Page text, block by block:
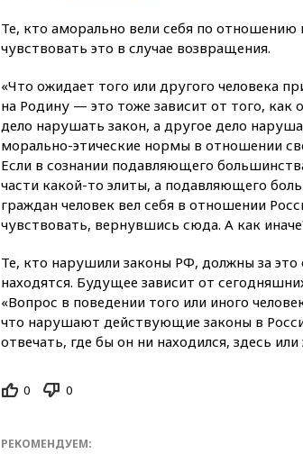
Те, кто аморально вели себя по отношению
чувствовать это в случае возвращения.
«Что ожидает того или другого человека
на Родину — это тоже зависит от того, как
дело нарушать закон, а другое дело
морально-этические нормы в отношении
Если в сознании подавляющего
части какой-то элиты, а подавляющего
граждан человек вел себя в отношении
чувствовать, вернувшись сюда. А как
Те, кто нарушили законы РФ, должны за это
находятся. Будущее зависит от
«Вопрос в поведении того или иного
что нарушают действующие законы в
отвечать, где бы он ни находился, здесь
0 0
РЕКОМЕНДУЕМ: